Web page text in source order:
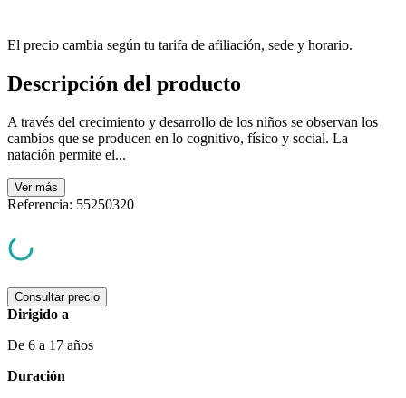
El precio cambia según tu tarifa de afiliación, sede y horario.
Descripción del producto
A través del crecimiento y desarrollo de los niños se observan los
cambios que se producen en lo cognitivo, físico y social. La
natación permite el...
Ver más
Referencia: 55250320
Consultar precio
Dirigido a
De 6 a 17 años
Duración